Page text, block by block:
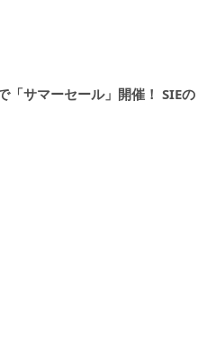
サマーセール」開催！ SIEの